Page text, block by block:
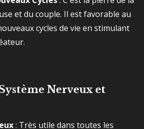
et du couple. Il est favorable au
cycles de vie en stimulant
Nerveux et
: Très utile dans toutes les